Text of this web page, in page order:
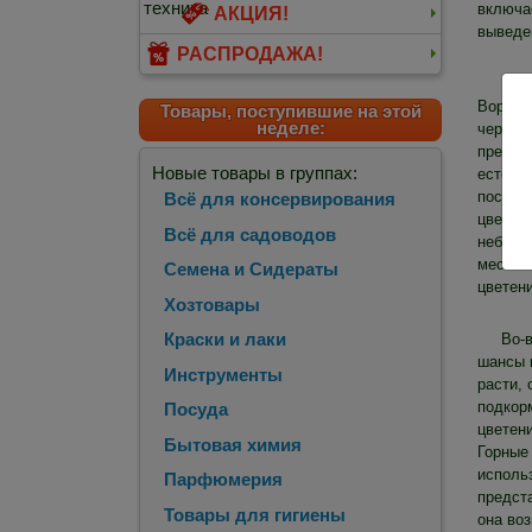
АКЦИЯ!
РАСПРОДАЖА!
Товары, поступившие на этой
неделе:
Новые товары в группах:
Всё для консервирования
Всё для садоводов
Семена и Сидераты
Хозтовары
Краски и лаки
Инструменты
Посуда
Бытовая химия
Парфюмерия
Товары для гигиены
место
Во-
шансы
расти,
она